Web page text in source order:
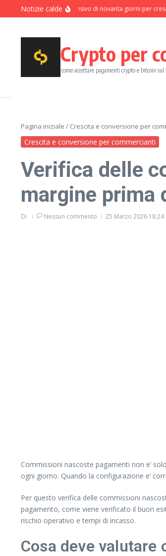
Salta al contenuto
Notizie calde
Programma intensivo di novanta giorni per crescita
Crypto per
come accettare pagamenti crypto e bitcoin
Pagina iniziale / Crescita e conversione per
Crescita e conversione per commercianti
Verifica delle
margine prima
Di Nessun commento 25 Marzo 2026 18:24
Commissioni nascoste pagamenti non e’
ogni giorno. Quando la configurazione e’
Per questo verifica delle commissioni
pagamento, come viene verificato il buon
rischio operativo e tempi di incasso.
Cosa deve